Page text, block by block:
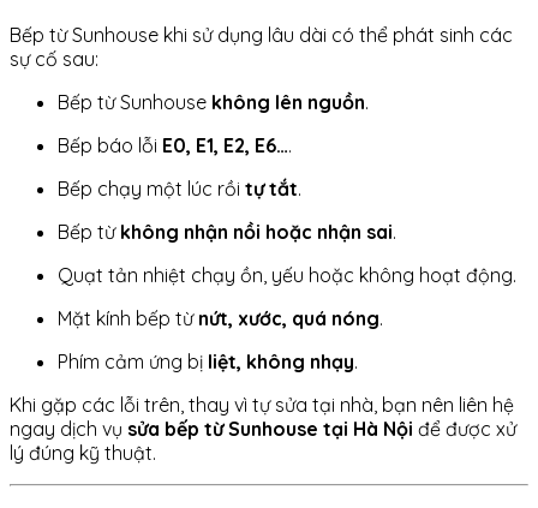
Bếp từ Sunhouse khi sử dụng lâu dài có thể phát sinh các
sự cố sau:
Bếp từ Sunhouse không lên nguồn.
Bếp báo lỗi E0, E1, E2, E6….
Bếp chạy một lúc rồi tự tắt.
Bếp từ không nhận nồi hoặc nhận sai.
Quạt tản nhiệt chạy ồn, yếu hoặc không hoạt động.
Mặt kính bếp từ nứt, xước, quá nóng.
Phím cảm ứng bị liệt, không nhạy.
Khi gặp các lỗi trên, thay vì tự sửa tại nhà, bạn nên liên hệ
ngay dịch vụ sửa bếp từ Sunhouse tại Hà Nội để được xử
lý đúng kỹ thuật.